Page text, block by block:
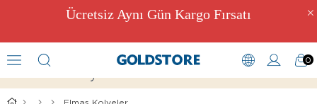
Ücretsiz Aynı Gün Kargo Fırsatı
0
Elmas Kolye